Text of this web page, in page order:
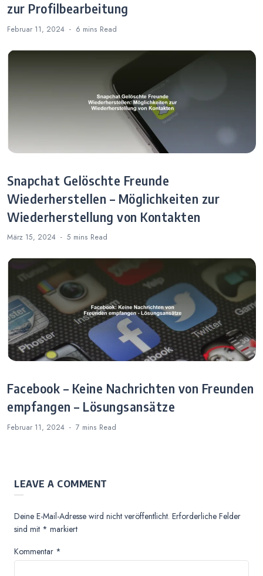
zur Profilbearbeitung
Februar 11, 2024 6 mins Read
Snapchat Gelöschte Freunde
Wiederherstellen – Möglichkeiten zur
Wiederherstellung von Kontakten
März 15, 2024 5 mins Read
Facebook – Keine Nachrichten von Freunden
empfangen – Lösungsansätze
Februar 11, 2024 7 mins Read
LEAVE A COMMENT
Deine E-Mail-Adresse wird nicht veröffentlicht. Erforderliche Felder
sind mit * markiert
Kommentar *